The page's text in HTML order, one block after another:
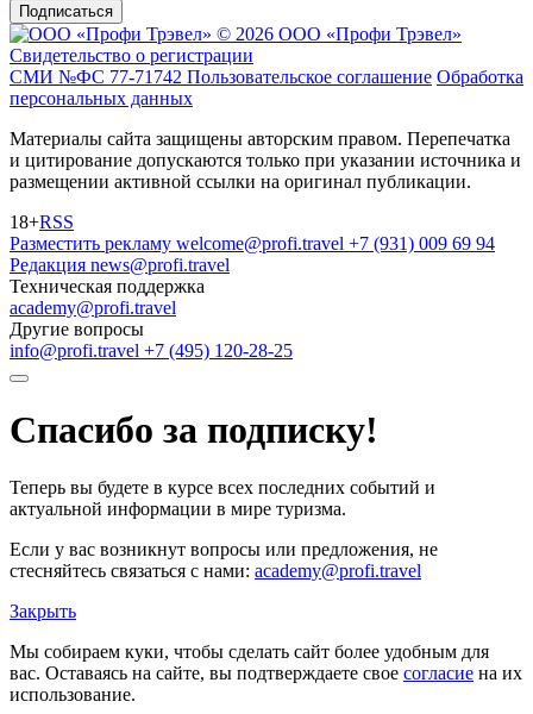
Подписаться
© 2026 ООО «Профи Трэвeл»
Свидетельство о регистрации
СМИ №ФС 77-71742 Пользовательское соглашение Обработка
персональных данных
Материалы сайта защищены авторским правом. Перепечатка
и цитирование допускаются только при указании источника и
размещении активной ссылки на оригинал публикации.
18+RSS
Разместить рекламу welcome@profi.travel +7 (931) 009 69 94
Редакция news@profi.travel
Техническая поддержка
academy@profi.travel
Другие вопросы
info@profi.travel +7 (495) 120-28-25
Спасибо за подписку!
Теперь вы будете в курсе всех последних событий и
актуальной информации в мире туризма.
Если у вас возникнут вопросы или предложения, не
стесняйтесь связаться с нами: academy@profi.travel
Закрыть
Мы собираем куки, чтобы сделать сайт более удобным для
вас. Оставаясь на сайте, вы подтверждаете свое согласие на их
использование.